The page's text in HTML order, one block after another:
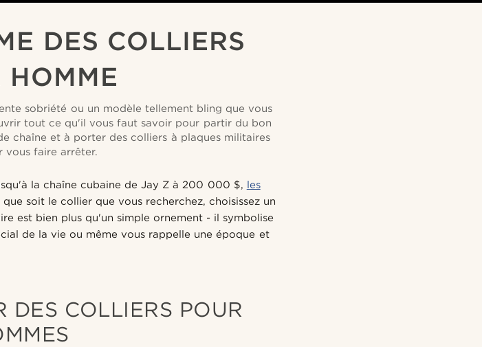
DES COLLIERS
HOMME
sobriété ou un modèle tellement bling que vous
tout ce qu'il vous faut savoir pour partir du bon
chaîne et à porter des colliers à plaques militaires
vous faire arrêter.
la chaîne cubaine de Jay Z à 200 000 $, les
soit le collier que vous recherchez, choisissez un
est bien plus qu'un simple ornement - il symbolise
de la vie ou même vous rappelle une époque et
DES COLLIERS POUR